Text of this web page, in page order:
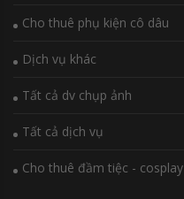
Cho thuê phụ kiện cô dâu
Dịch vụ khác
Tất cả dv chụp ảnh
Tất cả dịch vụ
Cho thuê đầm tiệc - cosplay